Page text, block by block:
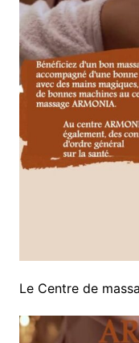
Le Centre de